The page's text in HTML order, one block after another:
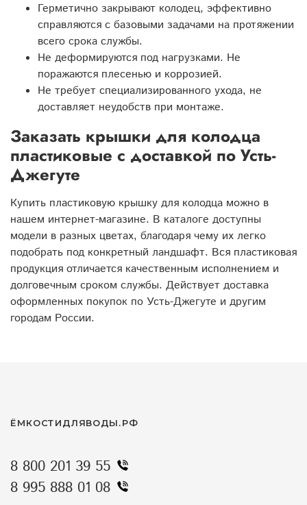
Герметично закрывают колодец, эффективно
справляются с базовыми задачами на протяжении
всего срока службы.
Не деформируются под нагрузками. Не
поражаются плесенью и коррозией.
Не требует специализированного ухода, не
доставляет неудобств при монтаже.
Заказать крышки для колодца
пластиковые с доставкой по Усть-
Джегуте
Купить пластиковую крышку для колодца можно в
нашем интернет-магазине. В каталоге доступны
модели в разных цветах, благодаря чему их легко
подобрать под конкретный ландшафт. Вся пластиковая
продукция отличается качественным исполнением и
долговечным сроком службы. Действует доставка
оформленных покупок по Усть-Джегуте и другим
городам России.
ЁМКОСТИДЛЯВОДЫ.РФ
8 800 201 39 55
8 995 888 01 08